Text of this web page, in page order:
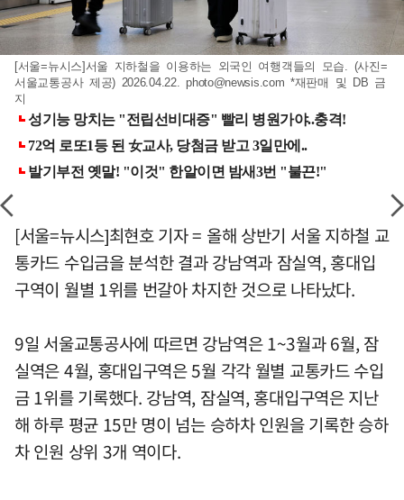
[서울=뉴시스]서울 지하철을 이용하는 외국인 여행객들의 모습. (사진=
서울교통공사 제공) 2026.04.22.photo@newsis.com *재판매 및 DB 금
지
[서울=뉴시스]최현호 기자 = 올해 상반기 서울 지하철 교
통카드 수입금을 분석한 결과 강남역과 잠실역, 홍대입
구역이 월별 1위를 번갈아 차지한 것으로 나타났다.
9일 서울교통공사에 따르면 강남역은 1~3월과 6월, 잠
실역은 4월, 홍대입구역은 5월 각각 월별 교통카드 수입
금 1위를 기록했다. 강남역, 잠실역, 홍대입구역은 지난
해 하루 평균 15만 명이 넘는 승하차 인원을 기록한 승하
차 인원 상위 3개 역이다.